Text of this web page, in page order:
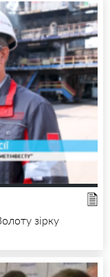
зірку